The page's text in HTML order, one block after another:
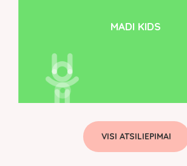
MADI KIDS
VISI ATSILIEPIMAI